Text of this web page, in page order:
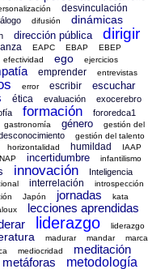
desvinculación
difusión dinámicas
dirección pública dirigir
EAPC EBAP EBEP
efectividad ego ejercicios
emprender
entrevistas
error escribir escuchar
ética evaluación exocerebro
formación fororedca1
gastronomía género
gestión del
gestión del talento
horizontalidad humildad
IAAP
incertidumbre
infantilismo
innovación
Inteligencia
interrelación introspección
Japón jornadas kata
lecciones aprendidas
liderazgo
liderazgo
madurar mandar
marca
mediocridad meditación
metáforas
metodología